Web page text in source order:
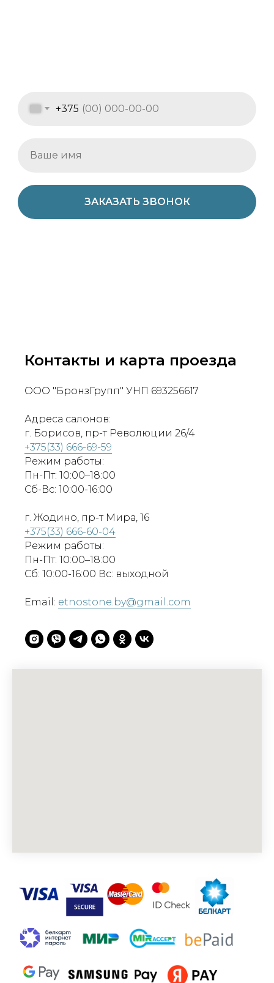
+375
ЗАКАЗАТЬ ЗВОНОК
Контакты и карта проезда
ООО "БронзГрупп" УНП 693256617
Адреса салонов:
г. Борисов, пр-т Революции 26/4
+375(33) 666-69-59
Режим работы:
Пн-Пт: 10:00–18:00
Сб-Вс: 10:00-16:00
г. Жодино, пр-т Мира, 16
+375(33) 666-60-04
Режим работы:
Пн-Пт: 10:00–18:00
Сб: 10:00-16:00 Вс: выходной
Email: etnostone.by@gmail.com